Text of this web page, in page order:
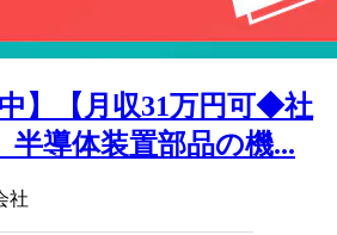
中】【月収31万円可◆社
半導体装置部品の機...
社